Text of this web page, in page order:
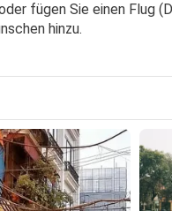
fügen Sie einen Flug
hinzu.